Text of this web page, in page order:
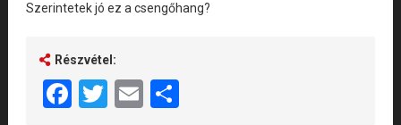
Szerintetek jó ez a csengőhang?
Részvétel:
Facebook
Twitter
EmailShare